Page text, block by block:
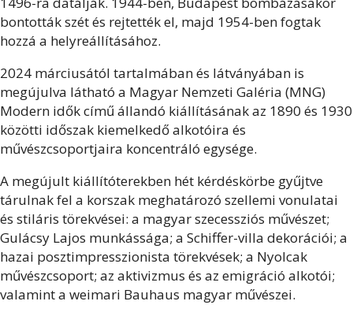
bontották szét és rejtették el, majd 1954-ben fogtak
hozzá a helyreállításához.
2024 márciusától tartalmában és látványában is
megújulva látható a Magyar Nemzeti Galéria (MNG)
Modern idők című állandó kiállításának az 1890 és 1930
közötti időszak kiemelkedő alkotóira és
művészcsoportjaira koncentráló egysége.
A megújult kiállítóterekben hét kérdéskörbe gyűjtve
tárulnak fel a korszak meghatározó szellemi vonulatai
és stiláris törekvései: a magyar szecessziós művészet;
Gulácsy Lajos munkássága; a Schiffer-villa dekorációi; a
hazai posztimpresszionista törekvések; a Nyolcak
művészcsoport; az aktivizmus és az emigráció alkotói;
valamint a weimari Bauhaus magyar művészei.